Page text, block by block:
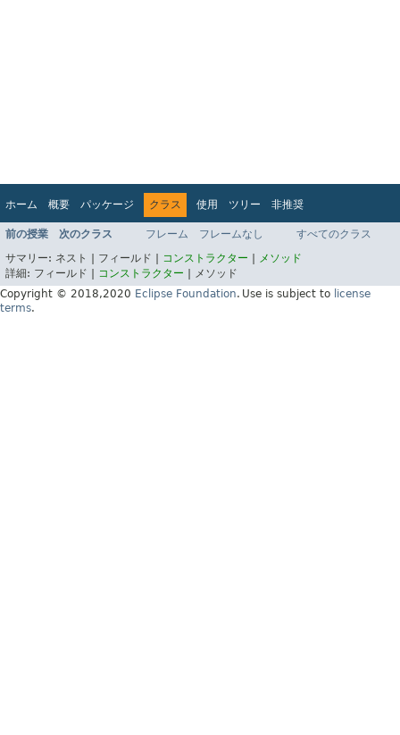
ホーム 概要 パッケージ クラス 使用 ツリー
非推奨
インデックス
ヘルプ
Jakarta EE Platform API v9.0.0
前の授業 次のクラス フレーム フレームなし
すべてのクラス
サマリー: ネスト | フィールド | コンストラクター
メソッド
詳細: フィールド | コンストラクター
メソッド
Copyright © 2018,2020 Eclipse Foundation. Use is subject to license
terms.